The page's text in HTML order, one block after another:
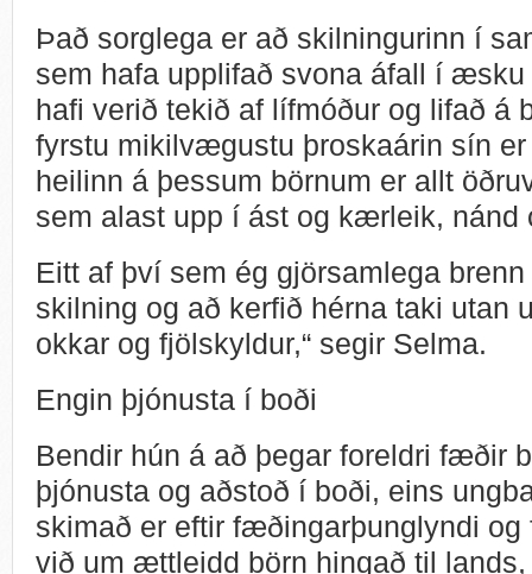
Það sorglega er að skilningurinn í
sem hafa upplifað svona áfall í
hafi verið tekið af lífmóður og lifað á
fyrstu mikilvægustu þroskaárin sín
heilinn á þessum börnum er allt
sem alast upp í ást og kærleik, nánd
Eitt af því sem ég gjörsamlega
skilning og að kerfið hérna taki utan
okkar og fjölskyldur,“ segir Selma.
Engin þjónusta í boði
Bendir hún á að þegar foreldri fæðir
þjónusta og aðstoð í boði, eins
skimað er eftir fæðingarþunglyndi og
við um ættleidd börn hingað til